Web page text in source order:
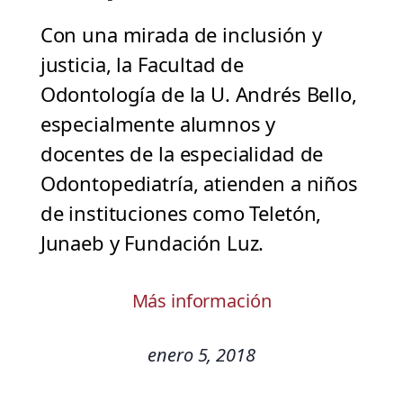
Con una mirada de inclusión y
justicia, la Facultad de
Odontología de la U. Andrés Bello,
especialmente alumnos y
docentes de la especialidad de
Odontopediatría, atienden a niños
de instituciones como Teletón,
Junaeb y Fundación Luz.
Más información
enero 5, 2018